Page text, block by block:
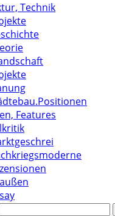
Technik
Features